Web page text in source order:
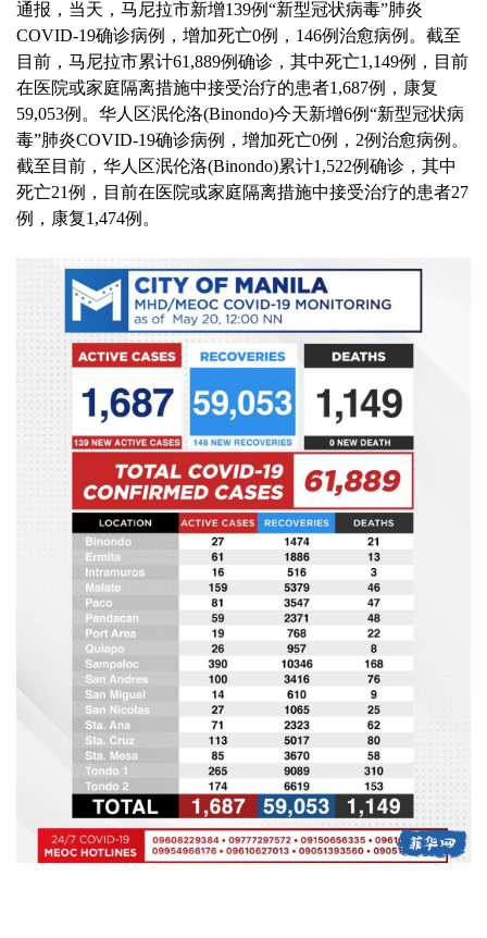
通报，当天，马尼拉市新增139例“新型冠状病毒”肺炎
COVID-19确诊病例，增加死亡0例，146例治愈病例。截至
目前，马尼拉市累计61,889例确诊，其中死亡1,149例，目前
在医院或家庭隔离措施中接受治疗的患者1,687例，康复
59,053例。 华人区泯伦洛(Binondo)今天新增6例“新型冠状病
毒”肺炎COVID-19确诊病例，增加死亡0例，2例治愈病例。
截至目前，华人区泯伦洛(Binondo)累计1,522例确诊，其中
死亡21例，目前在医院或家庭隔离措施中接受治疗的患者27
例，康复1,474例。